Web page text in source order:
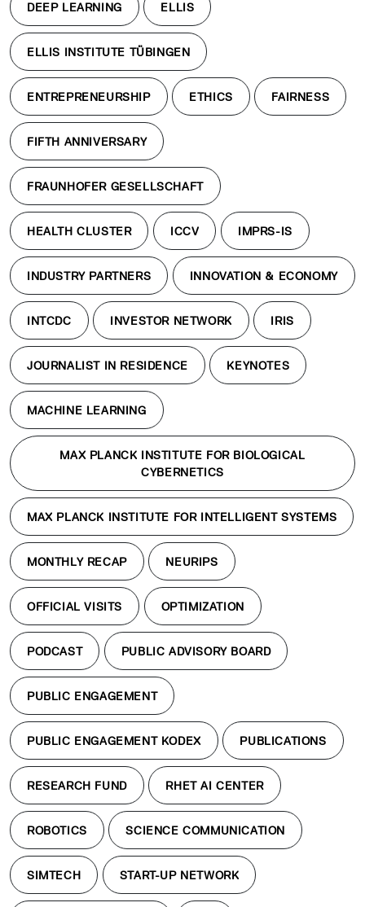
DEEP LEARNING ELLIS
ELLIS INSTITUTE TÜBINGEN
ENTREPRENEURSHIP ETHICS FAIRNESS
FIFTH ANNIVERSARY
FRAUNHOFER GESELLSCHAFT
HEALTH CLUSTER ICCV IMPRS-IS
INDUSTRY PARTNERS INNOVATION & ECONOMY
INTCDC INVESTOR NETWORK IRIS
JOURNALIST IN RESIDENCE KEYNOTES
MACHINE LEARNING
MAX PLANCK INSTITUTE FOR BIOLOGICAL
CYBERNETICS
MAX PLANCK INSTITUTE FOR INTELLIGENT SYSTEMS
MONTHLY RECAP NEURIPS
OFFICIAL VISITS OPTIMIZATION
PODCAST PUBLIC ADVISORY BOARD
PUBLIC ENGAGEMENT
PUBLIC ENGAGEMENT KODEX PUBLICATIONS
RESEARCH FUND RHET AI CENTER
ROBOTICS SCIENCE COMMUNICATION
SIMTECH START-UP NETWORK